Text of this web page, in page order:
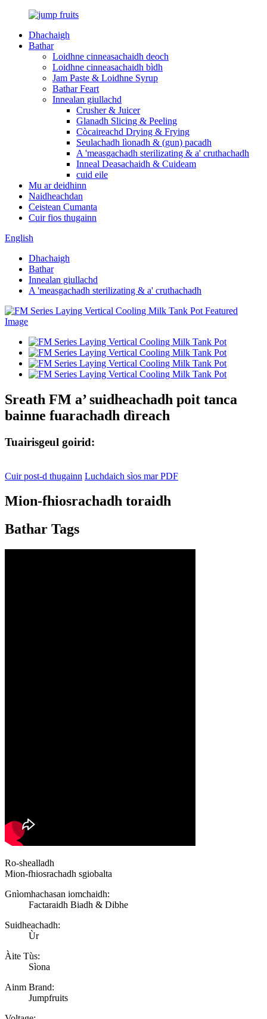
Dhachaigh
Bathar
Loidhne cinneasachaidh deoch
Loidhne cinneasachaidh bìdh
Jam Paste & Loidhne Syrup
Bathar Feart
Innealan giullachd
Crusher & Juicer
Glanadh Slicing & Peeling
Còcaireachd Drying & Frying
Seulachadh lìonadh & (gun) pacadh
A 'measgachadh sterilizating & a' cruthachadh
Inneal Deasachaidh & Cuideam
cuid eile
Mu ar deidhinn
Naidheachdan
Ceistean Cumanta
Cuir fios thugainn
English
Dhachaigh
Bathar
Innealan giullachd
A 'measgachadh sterilizating & a' cruthachadh
Sreath FM a’ suidheachadh poit tanca
bainne fuarachadh dìreach
Tuairisgeul goirid:
Cuir post-d thugainn Luchdaich sìos mar PDF
Mion-fhiosrachadh toraidh
Bathar Tags
Ro-shealladh
Mion-fhiosrachadh sgiobalta
Gnìomhachasan iomchaidh:
Factaraidh Biadh & Dibhe
Suidheachadh:
Ùr
Àite Tùs:
Sìona
Ainm Brand:
Jumpfruits